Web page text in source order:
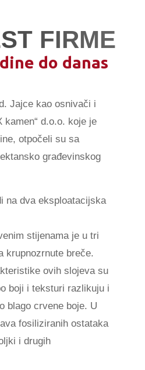
FIRME
do danas
Jajce kao osnivači i
kamen“ d.o.o. koje je
otpočeli su sa
građevinskog
na dva eksploatacijska
stijenama je u tri
krupnozrnute breče.
ovih slojeva su
boji i teksturi razlikuju i
blago crvene boje. U
fosiliziranih ostataka
i drugih